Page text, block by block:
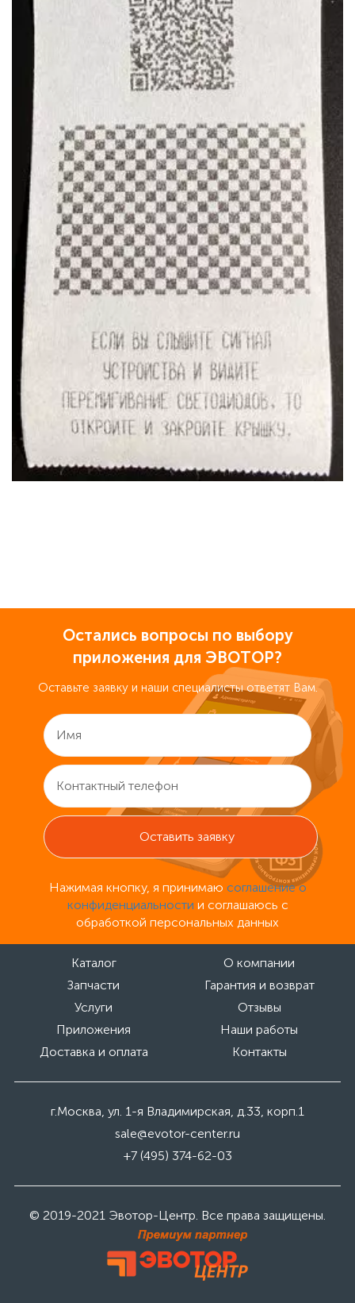
Остались вопросы по выбору
приложения для ЭВОТОР?
Оставьте заявку и наши специалисты ответят Вам.
Нажимая кнопку, я принимаю соглашение о
конфиденциальности и соглашаюсь с
обработкой персональных данных
Каталог
О компании
Запчасти
Гарантия и возврат
Услуги
Отзывы
Приложения
Наши работы
Доставка и оплата
Контакты
г.Москва, ул. 1-я Владимирская, д.33, корп.1
sale@evotor-center.ru
+7 (495) 374-62-03
© 2019-2021 Эвотор-Центр. Все права защищены.